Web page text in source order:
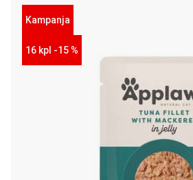
Kampanja
16 kpl -15 %